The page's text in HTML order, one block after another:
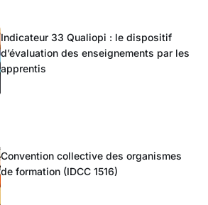
Indicateur 33 Qualiopi : le dispositif
d’évaluation des enseignements par les
apprentis
Convention collective des organismes
de formation (IDCC 1516)